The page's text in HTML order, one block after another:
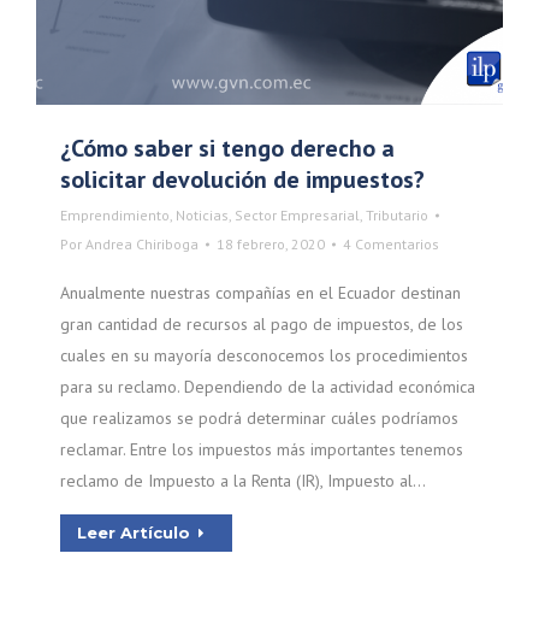
¿Cómo saber si tengo derecho a
solicitar devolución de impuestos?
Emprendimiento, Noticias, Sector Empresarial, Tributario
Por Andrea Chiriboga 18 febrero, 2020 4 Comentarios
Anualmente nuestras compañías en el Ecuador destinan
gran cantidad de recursos al pago de impuestos, de los
cuales en su mayoría desconocemos los procedimientos
para su reclamo. Dependiendo de la actividad económica
que realizamos se podrá determinar cuáles podríamos
reclamar. Entre los impuestos más importantes tenemos
reclamo de Impuesto a la Renta (IR), Impuesto al…
Leer Artículo